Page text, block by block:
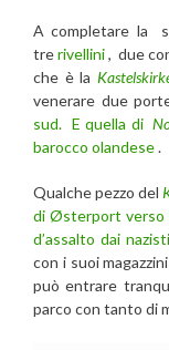
A completare la
trerivellini, due
che è la
venerare due
sud. E quella di
barocco olandese.
Qualche pezzo del
di Østerport verso
d’assalto dai nazisti
con i suoi
può entrare
parco con tanto di